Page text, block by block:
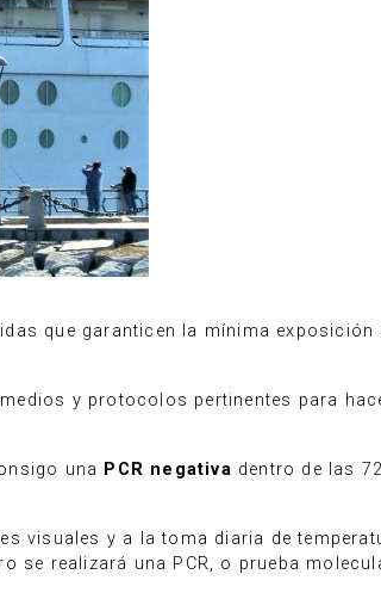
que garanticen la mínima exposición
y protocolos pertinentes para
una PCR negativa dentro de las
visuales y a la toma diaria de
realizará una PCR, o prueba